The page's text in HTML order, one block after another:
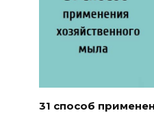
31 способ